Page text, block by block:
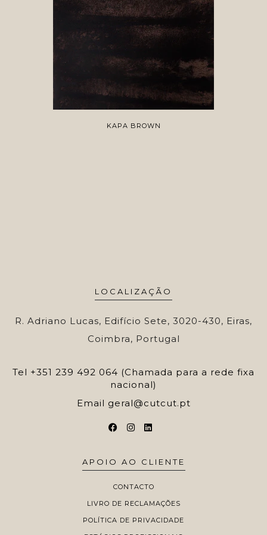
KAPA BROWN
LOCALIZAÇÃO
R. Adriano Lucas, Edifício Sete, 3020-430, Eiras,
Coimbra, Portugal
Tel +351 239 492 064 (Chamada para a rede fixa
nacional)
Email geral@cutcut.pt
APOIO AO CLIENTE
CONTACTO
LIVRO DE RECLAMAÇÕES
POLÍTICA DE PRIVACIDADE